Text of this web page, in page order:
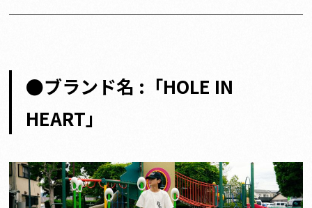
●ブランド名 :「HOLE IN
HEART」